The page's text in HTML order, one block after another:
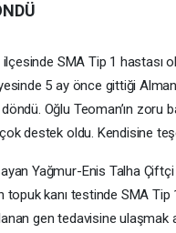
ilçesinde SMA Tip 1
5 ay önce gittiği
Oğlu Teoman’ın zoru
destek oldu. Kendisine
Yağmur-Enis Talha
topuk kanı testinde SMA
gen tedavisine ulaşmak